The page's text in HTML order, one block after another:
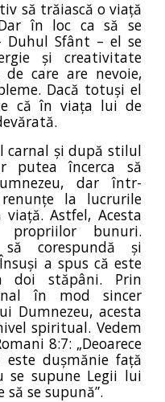
să trăiască o viață
în loc ca să se
Duhul Sfânt – el se
și creativitate
care are nevoie,
Dacă totuși el
că în viața lui de
carnal și după stilul
putea încerca să
dar într-
la lucrurile
Astfel, Acesta
bunuri.
corespundă și
a spus că este
doi stăpâni. Prin
în mod sincer
Dumnezeu, acesta
spiritual. Vedem
8:7: „Deoarece
dușmănie față
se supune Legii lui
se supună”.